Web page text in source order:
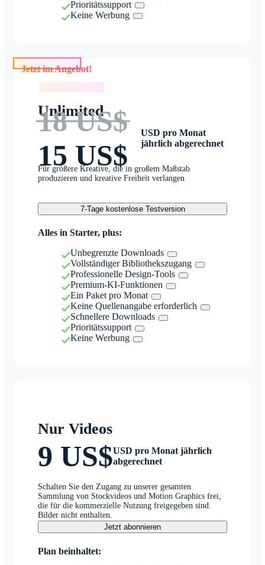
Prioritätssupport
Keine Werbung
Jetzt im Angebot!
Unlimited
18 US$
15 US$
USD pro Monat
jährlich abgerechnet
Für größere Kreative, die in großem Maßstab
produzieren und kreative Freiheit verlangen
7-Tage kostenlose Testversion
Alles in Starter, plus:
Unbegrenzte Downloads
Vollständiger Bibliothekszugang
Professionelle Design-Tools
Premium-KI-Funktionen
Ein Paket pro Monat
Keine Quellenangabe erforderlich
Schnellere Downloads
Prioritätssupport
Keine Werbung
Nur Videos
9 US$USD pro Monat jährlich
abgerechnet
Schalten Sie den Zugang zu unserer gesamten
Sammlung von Stockvideos und Motion Graphics frei,
die für die kommerzielle Nutzung freigegeben sind.
Bilder nicht enthalten.
Jetzt abonnieren
Plan beinhaltet: